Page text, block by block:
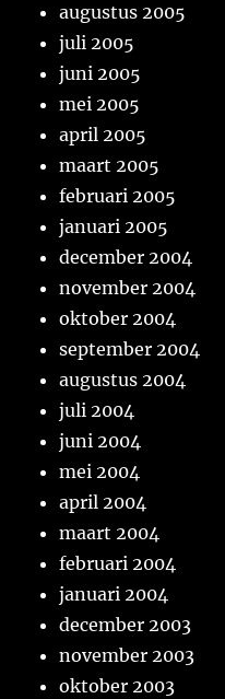
augustus 2005
juli 2005
juni 2005
mei 2005
april 2005
maart 2005
februari 2005
januari 2005
december 2004
november 2004
oktober 2004
september 2004
augustus 2004
juli 2004
juni 2004
mei 2004
april 2004
maart 2004
februari 2004
januari 2004
december 2003
november 2003
oktober 2003